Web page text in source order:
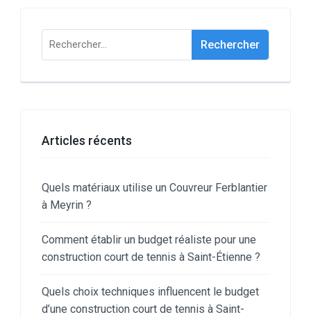
Rechercher :
Articles récents
Quels matériaux utilise un Couvreur Ferblantier
à Meyrin ?
Comment établir un budget réaliste pour une
construction court de tennis à Saint-Étienne ?
Quels choix techniques influencent le budget
d’une construction court de tennis à Saint-